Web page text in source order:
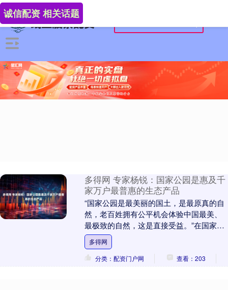
诚信配资 相关话题
多得网 专家杨锐：国家公园是惠及千
家万户最普惠的生态产品
“国家公园是最美丽的国土，是最原真的自
然，老百姓拥有公平机会体验中国最美、
最极致的自然，这是直接受益。”在国家林
业和草原局今天（31日）召开的新闻发布
会上，国家....
多得网
分类：配资门户网
查看：203